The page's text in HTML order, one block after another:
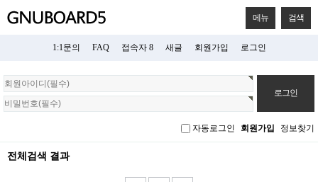
메뉴 검색
1:1문의 FAQ 접속자 8 새글 회원가입 로그인
회
원
로
자동로그인 회원가입 정보찾기
전체검색 결과